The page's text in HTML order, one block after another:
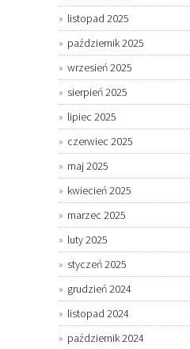
listopad 2025
październik 2025
wrzesień 2025
sierpień 2025
lipiec 2025
czerwiec 2025
maj 2025
kwiecień 2025
marzec 2025
luty 2025
styczeń 2025
grudzień 2024
listopad 2024
październik 2024